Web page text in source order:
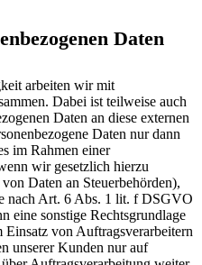
Daten
arbeiten wir mit
Dabei ist teilweise auch
Daten an diese externen
Daten nur dann
im Rahmen einer
wir gesetzlich hierzu
Daten an Steuerbehörden),
nach Art. 6 Abs. 1 lit. f DSGVO
eine sonstige Rechtsgrundlage
von Auftragsverarbeitern
unserer Kunden nur auf